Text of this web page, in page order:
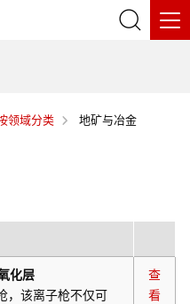
领域分类 地矿与冶金
化层
，该离子枪不仅可
查
看